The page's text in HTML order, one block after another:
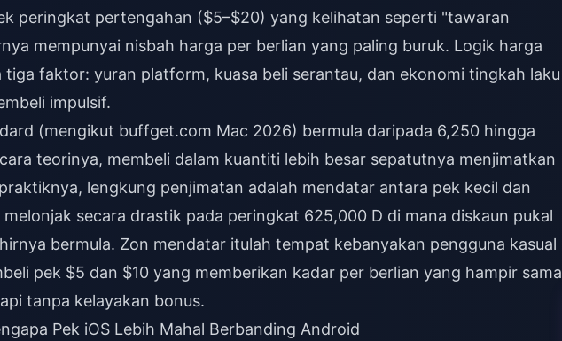
peringkat pertengahan ($5–$20) yang kelihatan seperti "tawaran
mempunyai nisbah harga per berlian yang paling buruk. Logik harga
tiga faktor: yuran platform, kuasa beli serantau, dan ekonomi tingkah laku
impulsif.
(mengikut buffget.com Mac 2026) bermula daripada 6,250 hingga
teorinya, membeli dalam kuantiti lebih besar sepatutnya menjimatkan
lengkung penjimatan adalah mendatar antara pek kecil dan
secara drastik pada peringkat 625,000 D di mana diskaun pukal
bermula. Zon mendatar itulah tempat kebanyakan pengguna kasual
pek $5 dan $10 yang memberikan kadar per berlian yang hampir sama
tanpa kelayakan bonus.
Pek iOS Lebih Mahal Berbanding Android